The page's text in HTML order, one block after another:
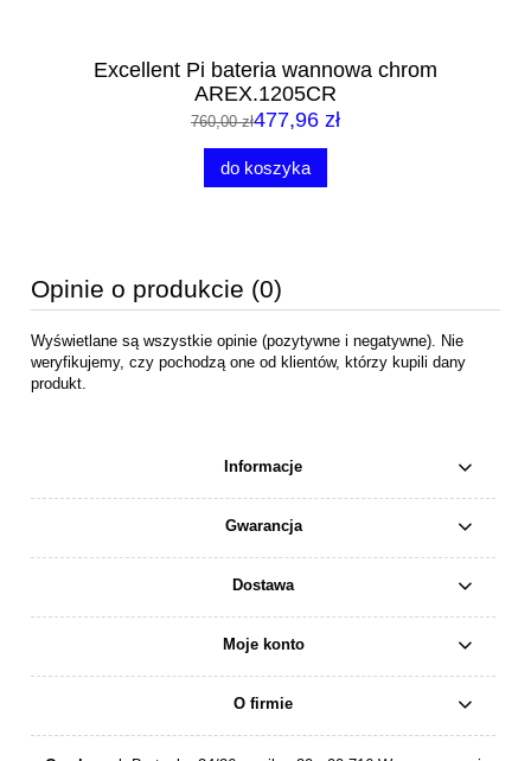
Excellent Pi bateria wannowa chrom
AREX.1205CR
760,00 zł477,96 zł
do koszyka
Opinie o produkcie (0)
Wyświetlane są wszystkie opinie (pozytywne i negatywne). Nie
weryfikujemy, czy pochodzą one od klientów, którzy kupili dany
produkt.
Informacje
Gwarancja
Dostawa
Moje konto
O firmie